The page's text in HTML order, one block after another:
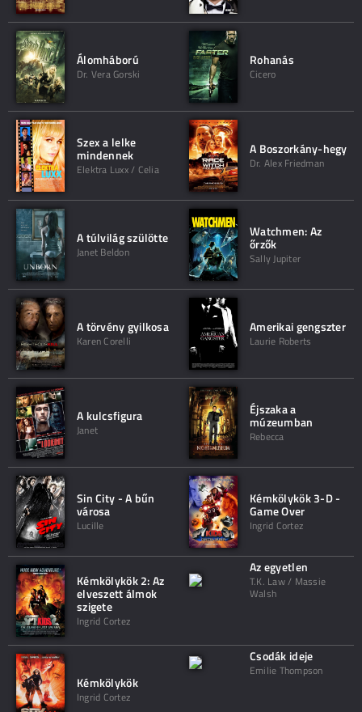
Álomháború
Dr. Vera Gorski
Rohanás
Cicero
Szex a lelke
mindennek
Elektra Luxx / Celia
A Boszorkány-hegy
Dr. Alex Friedman
A túlvilág szülötte
Janet Beldon
Watchmen: Az
őrzők
Sally Jupiter
A törvény gyilkosa
Karen Corelli
Amerikai gengszter
Laurie Roberts
A kulcsfigura
Janet
Éjszaka a
múzeumban
Rebecca
Sin City - A bűn
városa
Lucille
Kémkölykök 3-D -
Game Over
Ingrid Cortez
Kémkölykök 2: Az
elveszett álmok
szigete
Ingrid Cortez
Az egyetlen
T.K. Law / Massie
Walsh
Kémkölykök
Ingrid Cortez
Csodák ideje
Emilie Thompson